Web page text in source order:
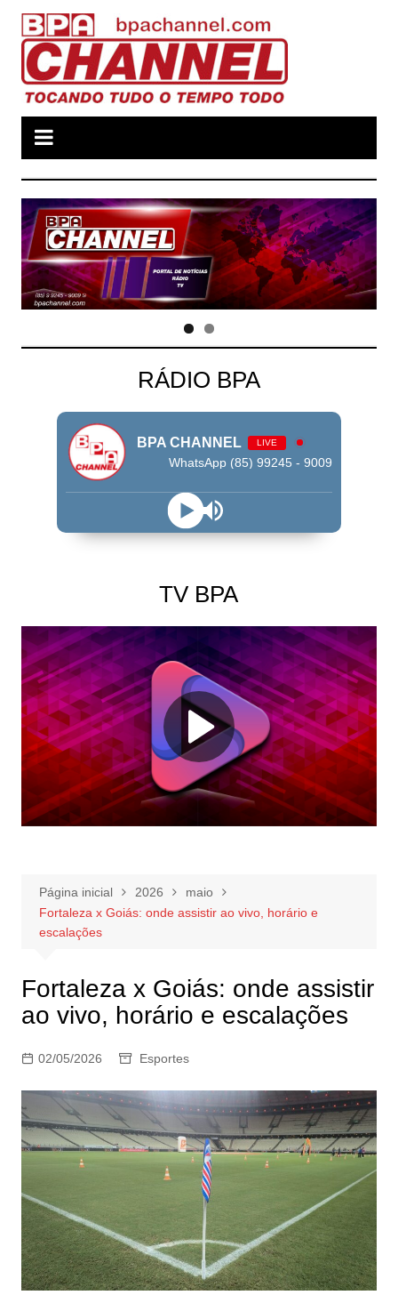
para
conteúdo
RÁDIO BPA
BPA CHANNEL LIVE
WhatsApp (85) 99245 - 9009
TV BPA
Página inicial 2026
maio
Fortaleza x Goiás: onde assistir ao vivo, horário e
escalações
Fortaleza x Goiás: onde assistir
ao vivo, horário e escalações
02/05/2026 Esportes